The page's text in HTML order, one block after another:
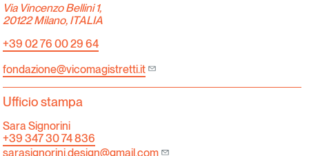
Via Vincenzo Bellini 1,
20122 Milano, ITALIA
+39 02 76 00 29 64
fondazione@vicomagistretti.it
Ufficio stampa
Sara Signorini
+39 347 30 74 836
sarasignorini.design@gmail.com